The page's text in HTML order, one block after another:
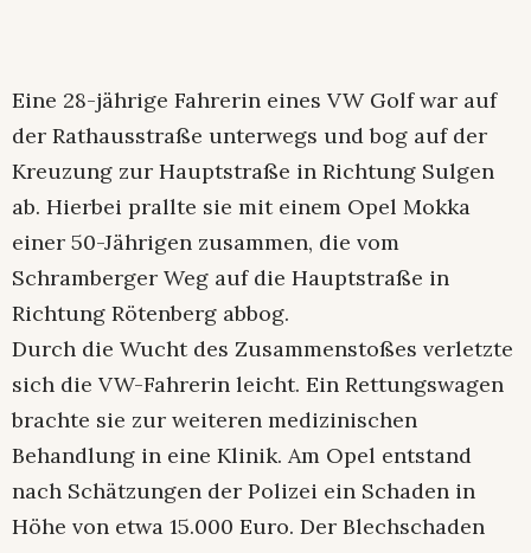
Eine 28-jährige Fahrerin eines VW Golf war auf
der Rathausstraße unterwegs und bog auf der
Kreuzung zur Hauptstraße in Richtung Sulgen
ab. Hierbei prallte sie mit einem Opel Mokka
einer 50-Jährigen zusammen, die vom
Schramberger Weg auf die Hauptstraße in
Richtung Rötenberg abbog.
Durch die Wucht des Zusammenstoßes verletzte
sich die VW-Fahrerin leicht. Ein Rettungswagen
brachte sie zur weiteren medizinischen
Behandlung in eine Klinik. Am Opel entstand
nach Schätzungen der Polizei ein Schaden in
Höhe von etwa 15.000 Euro. Der Blechschaden